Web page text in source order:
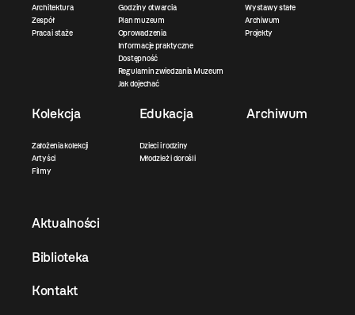
Architektura
Zespół
Praca i staże
Godziny otwarcia
Plan muzeum
Oprowadzenia
Informacje praktyczne
Dostępność
Regulamin zwiedzania Muzeum
Jak dojechać
Wystawy stałe
Archiwum
Projekty
Kolekcja
Założenia kolekcji
Artyści
Filmy
Edukacja
Dzieci i rodziny
Młodzież i dorośli
Archiwum
Aktualności
Biblioteka
Kontakt